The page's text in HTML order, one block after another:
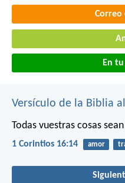
Correo
En
Versículo de la Biblia
Todas vuestras cosas
1 Corintios 16:14 amor